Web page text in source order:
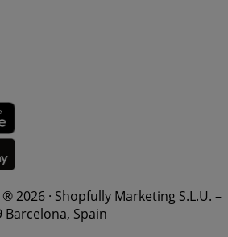
2026 · Shopfully Marketing S.L.U. –
Barcelona, Spain